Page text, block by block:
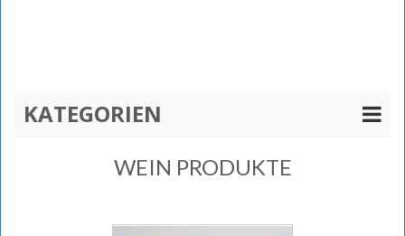
KATEGORIEN
WEIN PRODUKTE